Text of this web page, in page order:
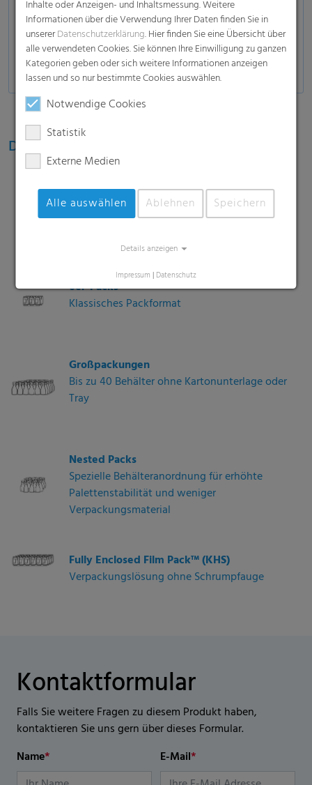
Kunststoffbehälter
Milchprodukte:HDPE- und PET-Flaschen, Tetra
Bricks
Diverse Packformate und -größen
Mini Packs
2er- oder 4er-packs für Promotionen oder
6er-Packs
Klassisches Packformat
Großpackungen
Bis zu 40 Behälter ohne Kartonunterlage oder
Tray
Nested Packs
Spezielle Behälteranordnung für erhöhte
Palettenstabilität und weniger
Verpackungsmaterial
Fully Enclosed Film Pack™ (KHS)
Verpackungslösung ohne Schrumpfauge
Kontaktformular
Falls Sie weitere Fragen zu diesem Produkt haben,
kontaktieren Sie uns gern über dieses Formular.
Name* E-Mail*
Inhalte oder Anzeigen- und Inhaltsmessung. Weitere
Informationen über die Verwendung Ihrer Daten finden Sie in
unsererDatenschutzerklärung. Hier finden Sie eine Übersicht über
alle verwendeten Cookies. Sie können Ihre Einwilligung zu ganzen
Kategorien geben oder sich weitere Informationen anzeigen
lassen und so nur bestimmte Cookies auswählen.
Notwendige Cookies
Statistik
Externe Medien
Alle auswählen Ablehnen Speichern
Details anzeigen
Impressum | Datenschutz